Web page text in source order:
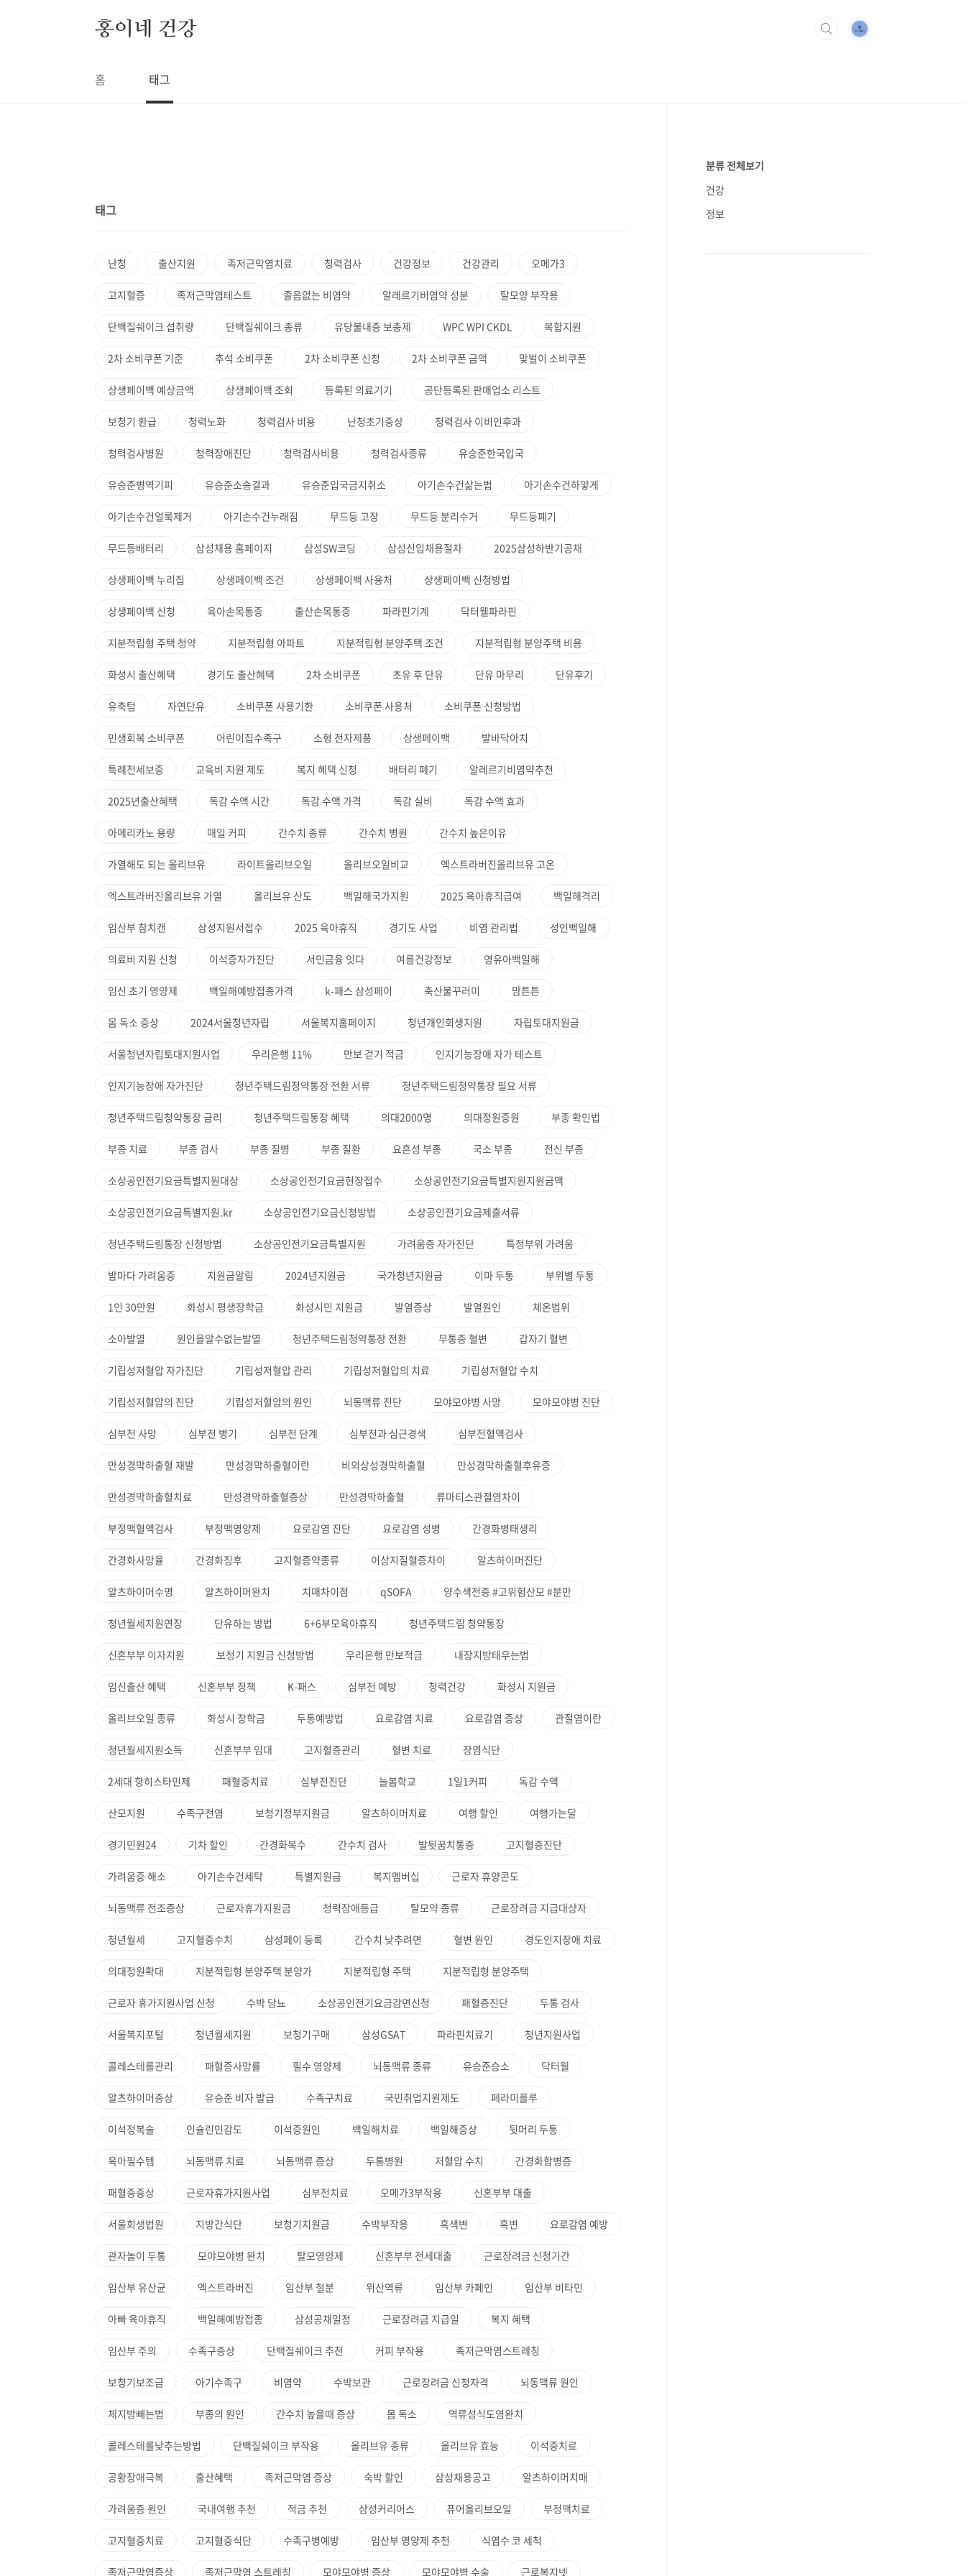
홍이네 건강
홈 태그
태그
난청 출산지원 족저근막염치료 청력검사 건강정보 건강관리 오메가3
고지혈증 족저근막염테스트 졸음없는 비염약 알레르기비염약 성분 탈모양 부작용
단백질쉐이크 섭취량 단백질쉐이크 종류 유당불내증 보충제 WPC WPI CKDL 복합지원
2차 소비쿠폰 기준 추석 소비쿠폰 2차 소비쿠폰 신청 2차 소비쿠폰 금액 맞벌이 소비쿠폰
상생페이백 예상금액 상생페이백 조회 등록된 의료기기 공단등록된 판매업소 리스트
보청기 환급 청력노화 청력검사 비용 난청초기증상 청력검사 이비인후과
청력검사병원 청력장애진단 청력검사비용 청력검사종류 유승준한국입국
유승준병역기피 유승준소송결과 유승준입국금지취소 아기손수건삶는법 아기손수건하얗게
아기손수건얼룩제거 아기손수건누래짐 무드등 고장 무드등 분리수거 무드등폐기
무드등배터리 삼성채용 홈페이지 삼성SW코딩 삼성신입채용절차 2025삼성하반기공채
상생페이백 누리집 상생페이백 조건 상생페이백 사용처 상생페이백 신청방법
상생페이백 신청 육아손목통증 출산손목통증 파라핀기계 닥터웰파라핀
지분적립형 주택 청약 지분적립형 아파트 지분적립형 분양주택 조건 지분적립형 분양주택 비용
화성시 출산혜택 경기도 출산혜택 2차 소비쿠폰 초유 후 단유 단유 마무리 단유후기
유축텀 자연단유 소비쿠폰 사용기한 소비쿠폰 사용처 소비쿠폰 신청방법
민생회복 소비쿠폰 어린이집수족구 소형 전자제품 상생페이백 발바닥아치
특례전세보증 교육비 지원 제도 복지 혜택 신청 배터리 폐기 알레르기비염약추천
2025년출산혜택 독감 수액 시간 독감 수액 가격 독감 실비 독감 수액 효과
아메리카노 용량 매일 커피 간수치 종류 간수치 병원 간수치 높은이유
가열해도 되는 올리브유 라이트올리브오일 올리브오일비교 엑스트라버진올리브유 고온
엑스트라버진올리브유 가열 올리브유 산도 백일해국가지원 2025 육아휴직급여 백일해격리
임산부 참치캔 삼성지원서접수 2025 육아휴직 경기도 사업 비염 관리법 성인백일해
의료비 지원 신청 이석증자가진단 서민금융 잇다 여름건강정보 영유아백일해
임신 초기 영양제 백일해예방접종가격 k-패스 삼성페이 축산물꾸러미 맘튼튼
몸 독소 증상 2024서울청년자립 서울복지홈페이지 청년개인회생지원 자립토대지원금
서울청년자립토대지원사업 우리은행 11% 만보 걷기 적금 인지기능장애 자가 테스트
인지기능장애 자가진단 청년주택드림청약통장 전환 서류 청년주택드림청약통장 필요 서류
청년주택드림청약통장 금리 청년주택드림통장 혜택 의대2000명 의대정원증원 부종 확인법
부종 치료 부종 검사 부종 질병 부종 질환 요흔성 부종 국소 부종 전신 부종
소상공인전기요금특별지원대상 소상공인전기요금현장접수 소상공인전기요금특별지원지원금액
소상공인전기요금특별지원.kr 소상공인전기요금신청방법 소상공인전기요금제출서류
청년주택드림통장 신청방법 소상공인전기요금특별지원 가려움증 자가진단 특정부위 가려움
밤마다 가려움증 지원금알림 2024년지원금 국가청년지원금 이마 두통 부위별 두통
1인 30만원 화성시 평생장학금 화성시민 지원금 발열증상 발열원인 체온범위
소아발열 원인을알수없는발열 청년주택드림청약통장 전환 무통증 혈변 갑자기 혈변
기립성저혈압 자가진단 기립성저혈압 관리 기립성저혈압의 치료 기립성저혈압 수치
기립성저혈압의 진단 기립성저혈압의 원인 뇌동맥류 진단 모야모야병 사망 모야모야병 진단
심부전 사망 심부전 병기 심부전 단계 심부전과 심근경색 심부전혈액검사
만성경막하출혈 재발 만성경막하출혈이란 비외상성경막하출혈 만성경막하출혈후유증
만성경막하출혈치료 만성경막하출혈증상 만성경막하출혈 류마티스관절염차이
부정맥혈액검사 부정맥영양제 요로감염 진단 요로감염 성병 간경화병태생리
간경화사망율 간경화징후 고지혈증약종류 이상지질혈증차이 알츠하이머진단
알츠하이머수명 알츠하이머완치 치매차이점 qSOFA 양수색전증 #고위험산모 #분만
청년월세지원연장 단유하는 방법 6+6부모육아휴직 청년주택드림 청약통장
신혼부부 이자지원 보청기 지원금 신청방법 우리은행 만보적금 내장지방태우는법
임신출산 혜택 신혼부부 정책 K-패스 심부전 예방 청력건강 화성시 지원금
올리브오일 종류 화성시 장학금 두통예방법 요로감염 치료 요로감염 증상 관절염이란
청년월세지원소득 신혼부부 임대 고지혈증관리 혈변 치료 장염식단
2세대 항히스타민제 패혈증치료 심부전진단 늘봄학교 1일1커피 독감 수액
산모지원 수족구전염 보청기정부지원금 알츠하이머치료 여행 할인 여행가는달
경기민원24 기차 할인 간경화복수 간수치 검사 발뒷꿈치통증 고지혈증진단
가려움증 해소 아기손수건세탁 특별지원금 복지멤버십 근로자 휴양콘도
뇌동맥류 전조증상 근로자휴가지원금 청력장애등급 탈모약 종류 근로장려금 지급대상자
청년월세 고지혈증수치 삼성페이 등록 간수치 낮추려면 혈변 원인 경도인지장애 치료
의대정원확대 지분적립형 분양주택 분양가 지분적립형 주택 지분적립형 분양주택
근로자 휴가지원사업 신청 수박 당뇨 소상공인전기요금감면신청 패혈증진단 두통 검사
서울복지포털 청년월세지원 보청기구매 삼성GSAT 파라핀치료기 청년지원사업
콜레스테롤관리 패혈증사망률 필수 영양제 뇌동맥류 종류 유승준승소 닥터웰
알츠하이머증상 유승준 비자 발급 수족구치료 국민취업지원제도 페라미플루
이석정복술 인슐린민감도 이석증원인 백일해치료 백일해증상 뒷머리 두통
육아필수템 뇌동맥류 치료 뇌동맥류 증상 두통병원 저혈압 수치 간경화합병증
패혈증증상 근로자휴가지원사업 심부전치료 오메가3부작용 신혼부부 대출
서울회생법원 지방간식단 보청기지원금 수박부작용 흑색변 흑변 요로감염 예방
관자놀이 두통 모야모야병 완치 탈모영양제 신혼부부 전세대출 근로장려금 신청기간
임산부 유산균 엑스트라버진 임산부 철분 위산역류 임산부 카페인 임산부 비타민
아빠 육아휴직 백일해예방접종 삼성공채일정 근로장려금 지급일 복지 혜택
임산부 주의 수족구증상 단백질쉐이크 추천 커피 부작용 족저근막염스트레칭
보청기보조금 아기수족구 비염약 수박보관 근로장려금 신청자격 뇌동맥류 원인
체지방빼는법 부종의 원인 간수치 높을때 증상 몸 독소 역류성식도염완치
콜레스테롤낮추는방법 단백질쉐이크 부작용 올리브유 종류 올리브유 효능 이석증치료
공황장애극복 출산혜택 족저근막염 증상 숙박 할인 삼성채용공고 알츠하이머치매
가려움증 원인 국내여행 추천 적금 추천 삼성커리어스 퓨어올리브오일 부정맥치료
고지혈증치료 고지혈증식단 수족구병예방 임산부 영양제 추천 식염수 코 세척
족저근막염증상 족저근막염 스트레칭 모야모야병 증상 모야모야병 수술 근로복지넷
분류 전체보기
건강
정보